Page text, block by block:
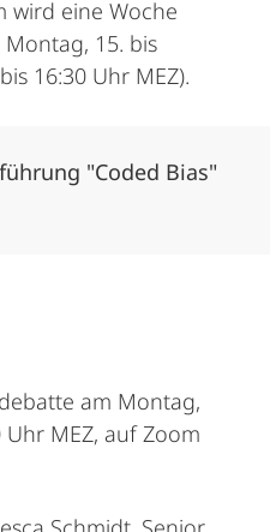
wird eine Woche
15. bis
16:30 Uhr MEZ).
"Coded Bias"
am Montag,
MEZ, auf Zoom